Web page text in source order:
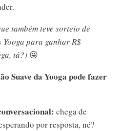
também teve sorteio de
para ganhar R$
tá?) 😜
Suave da Yooga pode fazer
chega de
por resposta, né?